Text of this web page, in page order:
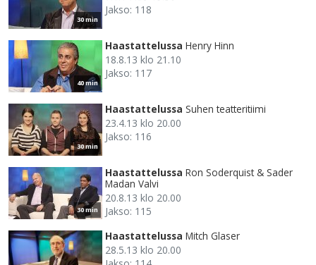
30 min
Jakso: 118
40 min
Haastattelussa Henry Hinn
18.8.13 klo 21.10
Jakso: 117
30 min
Haastattelussa Suhen teatteritiimi
23.4.13 klo 20.00
Jakso: 116
30 min
Haastattelussa Ron Soderquist & Sader
Madan Valvi
20.8.13 klo 20.00
Jakso: 115
Haastattelussa Mitch Glaser
28.5.13 klo 20.00